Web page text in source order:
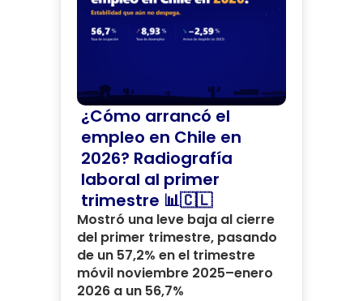
¿Cómo arrancó el
empleo en Chile en
2026? Radiografía
laboral al primer
trimestre 📊🇨🇱
Mostró una leve baja al cierre
del primer trimestre, pasando
de un 57,2% en el trimestre
móvil noviembre 2025–enero
2026 a un 56,7%